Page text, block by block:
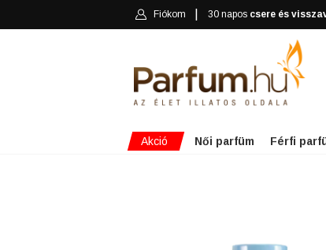
Fiókom 30 napos csere és
Akció Női parfüm Férfi